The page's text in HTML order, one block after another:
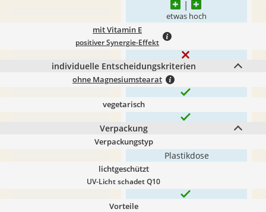
etwas hoch
mit Vitamin E
positiver Synergie-Effekt
individuelle Entscheidungskriterien
ohne Magnesiumstearat
vegetarisch
Verpackung
Verpackungstyp
Plastikdose
lichtgeschützt
UV-Licht schadet Q10
Vorteile